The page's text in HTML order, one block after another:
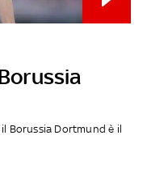
Borussia Dortmund è il